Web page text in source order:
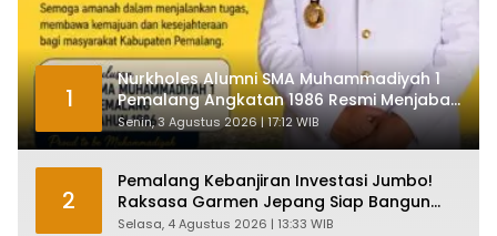
1
Nurkholes Alumni SMA Muhammadiyah 1
Pemalang Angkatan 1986 Resmi Menjabat
Plt Bupati, Inilah Pesan Ketua Asmam 86
Senin, 3 Agustus 2026 | 17:12 WIB
2
Pemalang Kebanjiran Investasi Jumbo!
Raksasa Garmen Jepang Siap Bangun
Pabrik dan Serap Ribuan Tenaga Kerja
Selasa, 4 Agustus 2026 | 13:33 WIB